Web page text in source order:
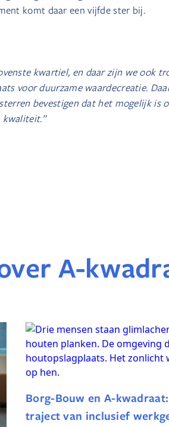
komt daar een vijfde ster bij.
kwartiel, en daar zijn we ook
voor duurzame waardecreatie.
bevestigen dat het mogelijk is
A-
Borg-Bouw en A-
traject van inclusief